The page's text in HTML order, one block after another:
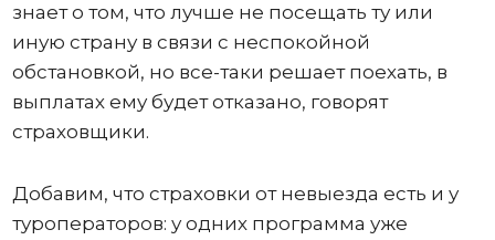
знает о том, что лучше не посещать ту или
иную страну в связи с неспокойной
обстановкой, но все-таки решает поехать, в
выплатах ему будет отказано, говорят
страховщики.
Добавим, что страховки от невыезда есть и у
туроператоров: у одних программа уже